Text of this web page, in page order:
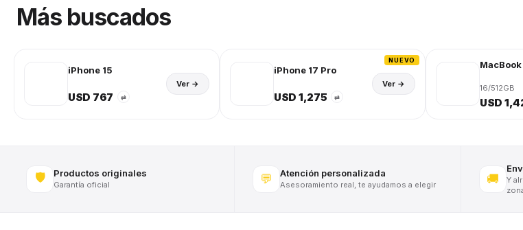
Más buscados
iPhone 15
USD 767 ⇄
Ver →
NUEVO
iPhone 17 Pro
USD 1,275 ⇄
Ver → 16/512GB
USD
🛡️ Productos originales
Garantía oficial 💬 Atención personalizada
Asesoramiento real, te ayudamos a elegir 🚚
Y